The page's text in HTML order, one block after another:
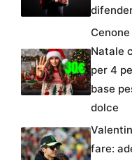
Natale
per 4
base
dolce
fare: